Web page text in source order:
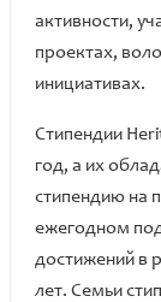
активности,
проектах,
инициативах.
Стипендии
год, а их
стипендию на
ежегодном
достижений в
лет. Семьи